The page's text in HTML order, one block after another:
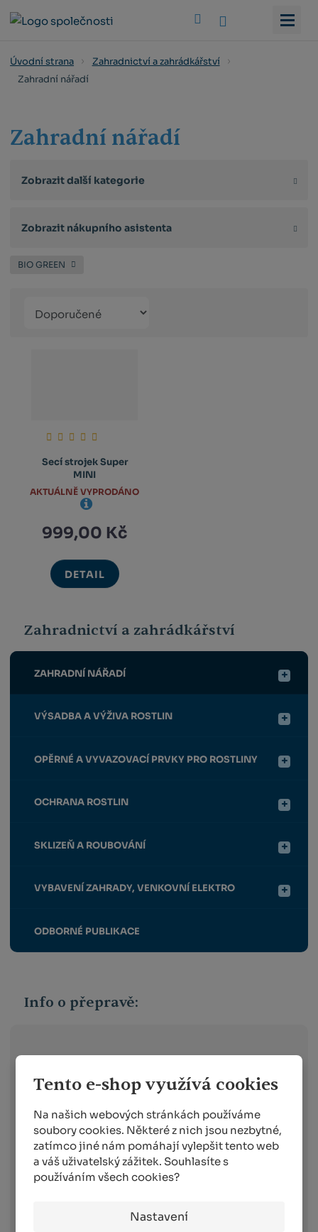
Tento e-shop využívá cookies
Na našich webových stránkách používáme
soubory cookies. Některé z nich jsou nezbytné,
zatímco jiné nám pomáhají vylepšit tento web
a váš uživatelský zážitek. Souhlasíte s
používáním všech cookies?
Nastavení
Úvodní strana
Zahradnictví a zahrádkářství
Zahradní nářadí
Zahradní nářadí
Zobrazit další kategorie
Zobrazit nákupního asistenta
BIO GREEN
produktů
Secí strojek Super
MINI
999,00 Kč
DETAIL
AKTUÁLNĚ VYPRODÁNO
Zahradnictví a zahrádkářství
ZAHRADNÍ NÁŘADÍ
VÝSADBA A VÝŽIVA ROSTLIN
OPĚRNÉ A VYVAZOVACÍ PRVKY PRO ROSTLINY
OCHRANA ROSTLIN
SKLIZEŇ A ROUBOVÁNÍ
VYBAVENÍ ZAHRADY, VENKOVNÍ ELEKTRO
ODBORNÉ PUBLIKACE
Info o přepravě:
pracovní den po dni
, ve kterém objednávku
obdržíme. Doručování pak probíhá
následující pracovní den po dni expedici.
Toto platí pro dopravce:
Balíkovna –vyberete si box nebo
výdejní místo v celé ČR, které vám
vyhovuje
ČR na vámi vybranou adresu
Zásilkovna –doručení zásilky na